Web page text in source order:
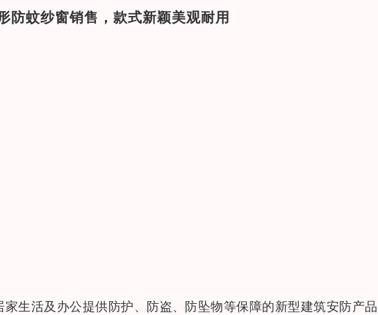
防蚊纱窗销售，款式新颖美观耐用
生活及办公提供防护、防盗、防坠物等保障的新型建筑安防产